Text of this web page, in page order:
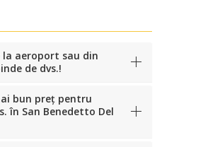
la aeroport sau din
de dvs.!
bun preț pentru
în San Benedetto Del